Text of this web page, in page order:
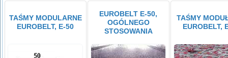
TAŚMY MODULARNE
EUROBELT, E-50
EUROBELT E-50,
OGÓLNEGO
STOSOWANIA
TAŚMY
EUROBELT,